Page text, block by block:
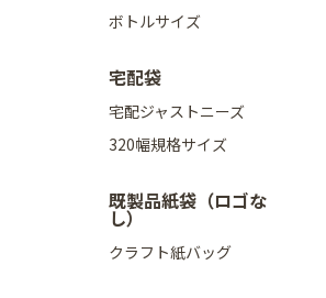
ボトルサイズ
宅配袋
宅配ジャストニーズ
320幅規格サイズ
既製品紙袋（ロゴな
し）
クラフト紙バッグ